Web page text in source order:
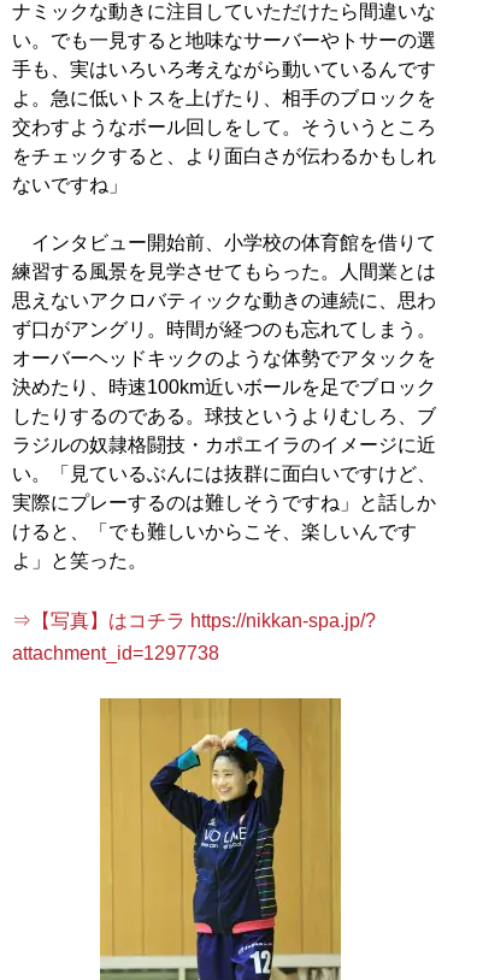
ナミックな動きに注目していただけたら間違いな
い。でも一見すると地味なサーバーやトサーの選
手も、実はいろいろ考えながら動いているんです
よ。急に低いトスを上げたり、相手のブロックを
交わすようなボール回しをして。そういうところ
をチェックすると、より面白さが伝わるかもしれ
ないですね」
インタビュー開始前、小学校の体育館を借りて
練習する風景を見学させてもらった。人間業とは
思えないアクロバティックな動きの連続に、思わ
ず口がアングリ。時間が経つのも忘れてしまう。
オーバーヘッドキックのような体勢でアタックを
決めたり、時速100km近いボールを足でブロック
したりするのである。球技というよりむしろ、ブ
ラジルの奴隷格闘技・カポエイラのイメージに近
い。「見ているぶんには抜群に面白いですけど、
実際にプレーするのは難しそうですね」と話しか
けると、「でも難しいからこそ、楽しいんです
よ」と笑った。
⇒【写真】はコチラ https://nikkan-spa.jp/?
attachment_id=1297738